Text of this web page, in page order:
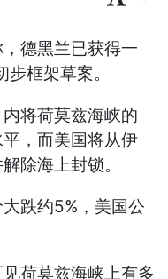
德黑兰已获得一
框架草案。
将荷莫兹海峡的
，而美国将从伊
除海上封锁。
跌约5%，美国公